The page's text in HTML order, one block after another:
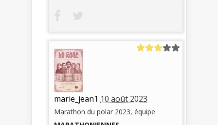
marie_jean1 10 août 2023
Marathon du polar 2023, équipe